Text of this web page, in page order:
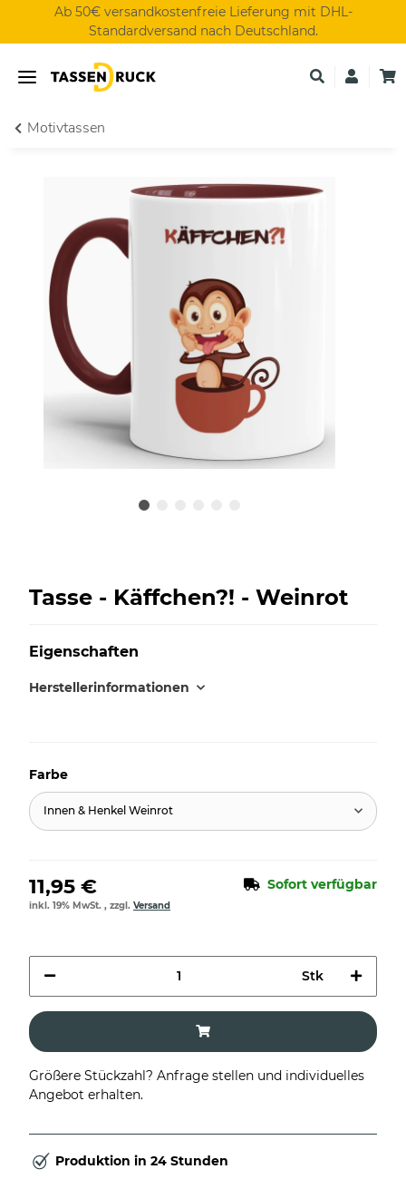
Ab 50€ versandkostenfreie Lieferung mit DHL-
Standardversand nach Deutschland.
Motivtassen
Tasse - Käffchen?! - Weinrot
Eigenschaften
Herstellerinformationen
Farbe
Innen & Henkel Weinrot
11,95 € Sofort verfügbar
inkl. 19% MwSt. , zzgl. Versand
Stk
Größere Stückzahl? Anfrage stellen und individuelles
Angebot erhalten.
Produktion in 24 Stunden